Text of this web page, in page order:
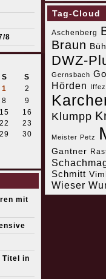
8
S
S
1
2
8
9
15
16
22
23
29
30
mit
Titel in
Tag-Cloud
Aschenberg
Braun
DWZ-
Gernsbach
Hörden
Klumpp
Meister Petz
Gantner
Schmitt
Wieser